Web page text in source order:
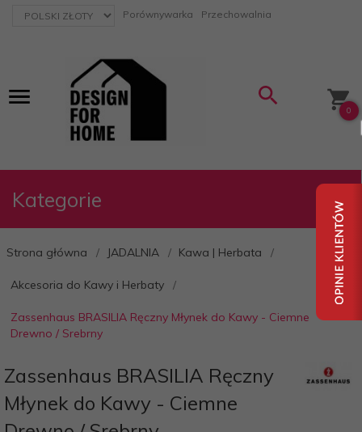
currency_h Porównywarka Przechowalnia
0
Kategorie
Strona główna JADALNIA Kawa | Herbata
Akcesoria do Kawy i Herbaty
Zassenhaus BRASILIA Ręczny Młynek do Kawy - Ciemne
Drewno / Srebrny
Zassenhaus BRASILIA Ręczny
Młynek do Kawy - Ciemne